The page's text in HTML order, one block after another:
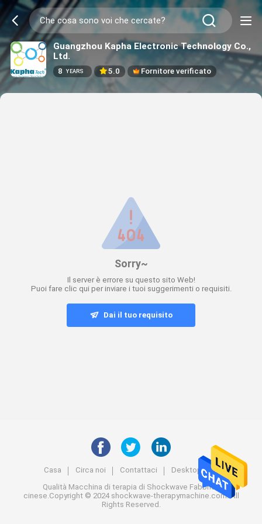
Guangzhou Kapha Electronic Technology Co.,
Ltd.
8 YEARS 5.0 Fornitore verificato
Sorry~
Il server è errore su questo sito Web!
Puoi fare clic qui per inviare i tuoi suggerimenti o requisiti.
Dai il tuo requisito
Casa Circa noi Contattaci
Desktop Site
Qualità Macchina di terapia di Shockwave Fabbrica
cinese.Copyright © 2024 shockwave-therapymachine.com. All
Rights Reserved.